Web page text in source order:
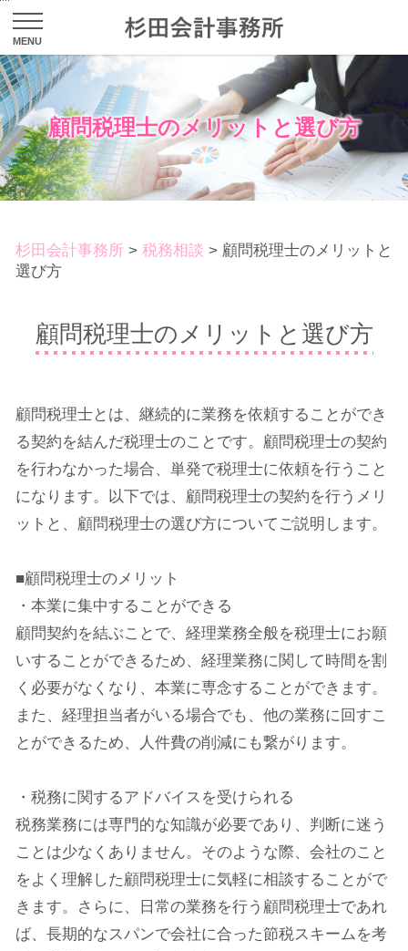
顧問税理士のメリットと選び方
杉田会計事務所 > 税務相談 > 顧問税理士のメリットと
選び方
顧問税理士のメリットと選び方
顧問税理士とは、継続的に業務を依頼することができ
る契約を結んだ税理士のことです。顧問税理士の契約
を行わなかった場合、単発で税理士に依頼を行うこと
になります。以下では、顧問税理士の契約を行うメリ
ットと、顧問税理士の選び方についてご説明します。
■顧問税理士のメリット
・本業に集中することができる
顧問契約を結ぶことで、経理業務全般を税理士にお願
いすることができるため、経理業務に関して時間を割
く必要がなくなり、本業に専念することができます。
また、経理担当者がいる場合でも、他の業務に回すこ
とができるため、人件費の削減にも繋がります。
・税務に関するアドバイスを受けられる
税務業務には専門的な知識が必要であり、判断に迷う
ことは少なくありません。そのような際、会社のこと
をよく理解した顧問税理士に気軽に相談することがで
きます。さらに、日常の業務を行う顧問税理士であれ
ば、長期的なスパンで会社に合った節税スキームを考